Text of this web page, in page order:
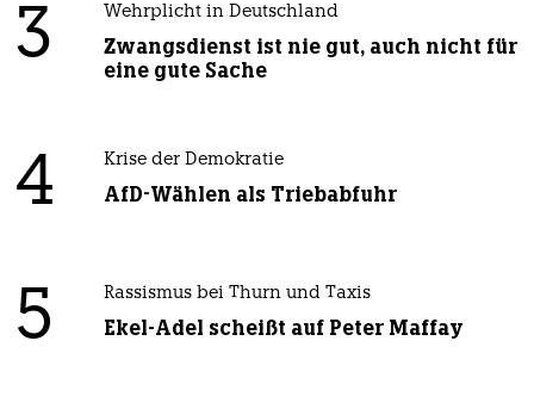
3 Wehrplicht in Deutschland
Zwangsdienst ist nie gut, auch nicht für
eine gute Sache
4 Krise der Demokratie
AfD-Wählen als Triebabfuhr
5 Rassismus bei Thurn und Taxis
Ekel-Adel scheißt auf Peter Maffay